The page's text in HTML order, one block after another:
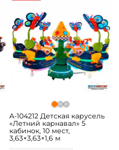
A-104212 Детская карусель
«Летний карнавал» 5
кабинок, 10 мест,
3,63×3,63×1,6 м